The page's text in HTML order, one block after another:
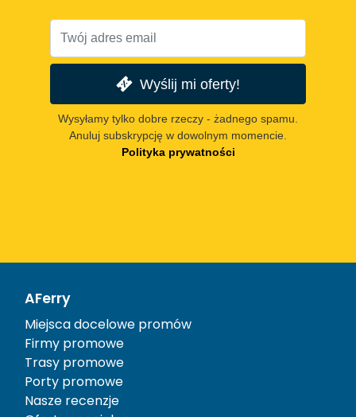
Wyślij mi oferty!
Wysyłamy tylko dobre rzeczy - żadnego spamu.
Anuluj subskrypcję w dowolnym momencie.
Polityka prywatności
AFerry
Miejsca docelowe promów
Firmy promowe
Trasy promowe
Porty promowe
Nasze recenzje